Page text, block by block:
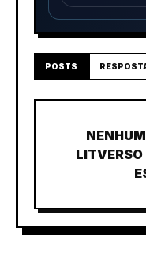
POSTS
LITVERSO